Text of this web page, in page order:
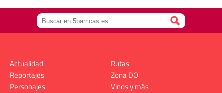
Actualidad
Reportajes
Personajes
Rutas
Zona DO
Vinos y más